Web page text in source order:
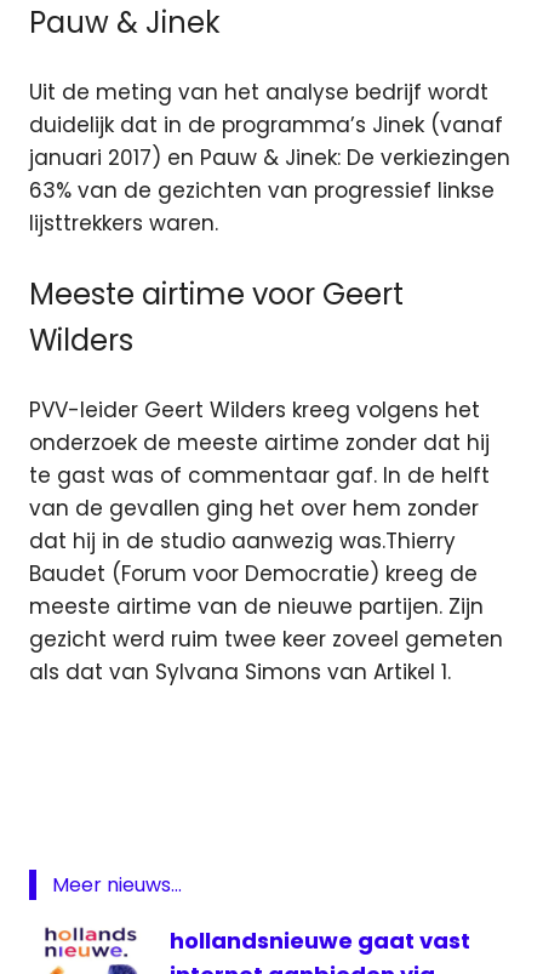
Pauw & Jinek
Uit de meting van het analyse bedrijf wordt
duidelijk dat in de programma’s Jinek (vanaf
januari 2017) en Pauw & Jinek: De verkiezingen
63% van de gezichten van progressief linkse
lijsttrekkers waren.
Meeste airtime voor Geert
Wilders
PVV-leider Geert Wilders kreeg volgens het
onderzoek de meeste airtime zonder dat hij
te gast was of commentaar gaf. In de helft
van de gevallen ging het over hem zonder
dat hij in de studio aanwezig was.Thierry
Baudet (Forum voor Democratie) kreeg de
meeste airtime van de nieuwe partijen. Zijn
gezicht werd ruim twee keer zoveel gemeten
als dat van Sylvana Simons van Artikel 1.
partijen
Pauw
Publieke
Meer nieuws...
hollandsnieuwe gaat vast